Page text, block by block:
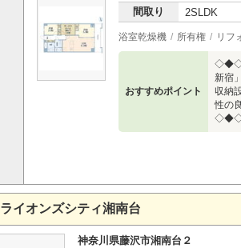
間取り 2SLDK
浴室乾燥機 所有権 リフ
おすすめポイント
新宿
収納
性の
ライオンズシティ湘南台
神奈川県藤沢市湘南台２